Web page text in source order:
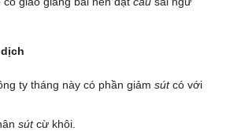
ty tháng này có phần giảm sútcó với
sútcừ khôi.